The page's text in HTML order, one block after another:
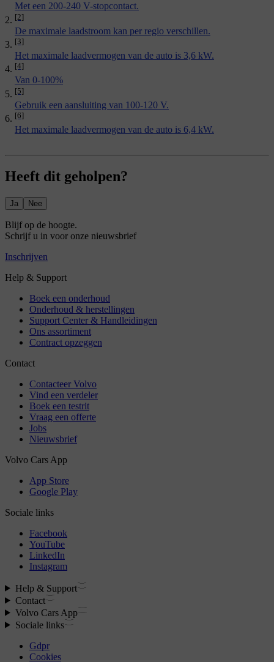
Met een 200-240 V-stopcontact.
[2]
De maximale laadstroom kan per regio verschillen.
[3]
Het maximale laadvermogen van de auto is 3,6 kW.
[4]
Van 0-100%
[5]
Gebruik een aansluiting van 100-120 V.
[6]
Het maximale laadvermogen van de auto is 6,4 kW.
Heeft dit geholpen?
Ja Nee